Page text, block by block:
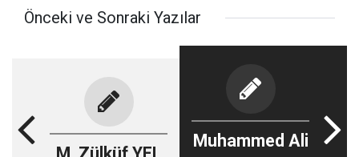
Önceki ve Sonraki Yazılar
M. Zülküf YEL
Muhammed Ali